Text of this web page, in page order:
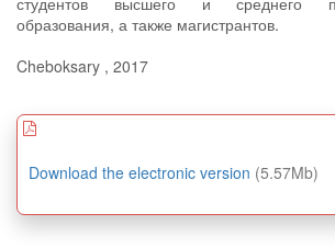
образования, а также магистрантов.
Cheboksary , 2017
Download the electronic version (5.57Mb)